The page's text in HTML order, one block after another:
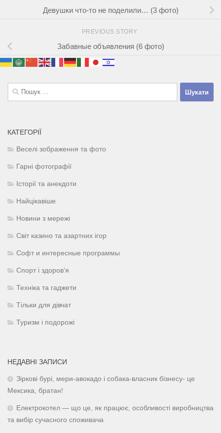
Девушки что-то не поделили… (3 фото)
PREVIOUS STORY
Забавные объявления (6 фото)
Пошук:
КАТЕГОРІЇ
Веселі зображення та фото
Гарні фотографії
Історії та анекдоти
Найцікавіше
Новини з мережі
Світ казино та азартних ігор
Софт и интересные программы
Спорт і здоров'я
Техніка та гаджети
Тільки для дівчат
Туризм і подорожі
НЕДАВНІ ЗАПИСИ
Зіркові бурі, мери-авокадо і собака-власник бізнесу- це
Мексика, братан!
Електрокотел — що це, як працює, особливості виробництва
та вибір сучасного споживача